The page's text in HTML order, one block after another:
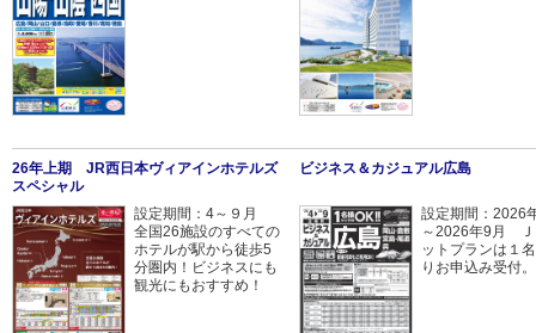
26年上期 JR西日本ヴィアインホテルズ
スペシャル
ビジネス＆カジュアル広島
設定期間：4～９月
全国26施設のすべての
ホテルが駅から徒歩5
分圏内！ビジネスにも
観光にもおすすめ！
設定期間：2026
～2026年9月 Ｊ
ットプランは１
りお申込み受付。